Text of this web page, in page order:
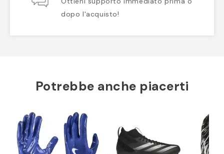
dopo l'acquisto!
Potrebbe anche piacerti